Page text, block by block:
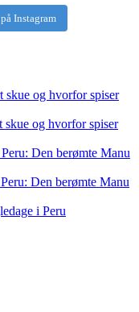
Instagram
skue og hvorfor spiser
og hvorfor spiser
Den berømte Manu
Den berømte Manu
i Peru